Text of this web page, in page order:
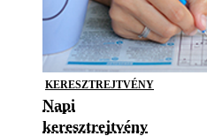
KERESZTREJTVÉNY
Napi
keresztrejtvény